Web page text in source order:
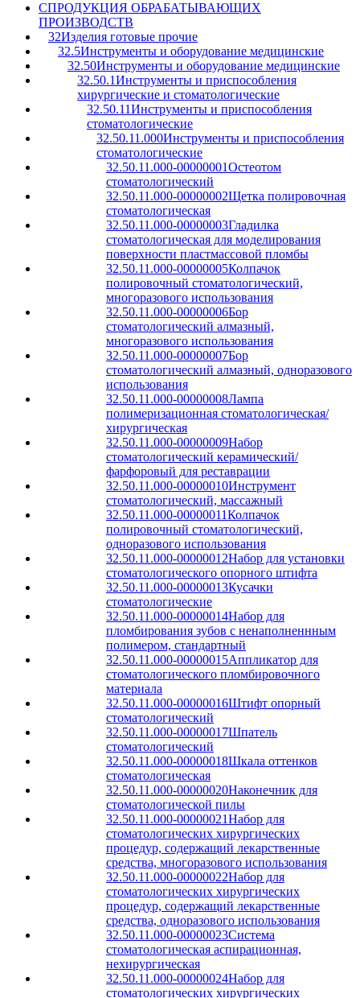
CПРОДУКЦИЯ ОБРАБАТЫВАЮЩИХ
ПРОИЗВОДСТВ
32Изделия готовые прочие
32.5Инструменты и оборудование медицинские
32.50Инструменты и оборудование медицинские
32.50.1Инструменты и приспособления
хирургические и стоматологические
32.50.11Инструменты и приспособления
стоматологические
32.50.11.000Инструменты и приспособления
стоматологические
32.50.11.000-00000001Остеотом
стоматологический
32.50.11.000-00000002Щетка полировочная
стоматологическая
32.50.11.000-00000003Гладилка
стоматологическая для моделирования
поверхности пластмассовой пломбы
32.50.11.000-00000005Колпачок
полировочный стоматологический,
многоразового использования
32.50.11.000-00000006Бор
стоматологический алмазный,
многоразового использования
32.50.11.000-00000007Бор
стоматологический алмазный, одноразового
использования
32.50.11.000-00000008Лампа
полимеризационная стоматологическая/
хирургическая
32.50.11.000-00000009Набор
стоматологический керамический/
фарфоровый для реставрации
32.50.11.000-00000010Инструмент
стоматологический, массажный
32.50.11.000-00000011Колпачок
полировочный стоматологический,
одноразового использования
32.50.11.000-00000012Набор для установки
стоматологического опорного штифта
32.50.11.000-00000013Кусачки
стоматологические
32.50.11.000-00000014Набор для
пломбирования зубов с ненаполненнным
полимером, стандартный
32.50.11.000-00000015Аппликатор для
стоматологического пломбировочного
материала
32.50.11.000-00000016Штифт опорный
стоматологический
32.50.11.000-00000017Шпатель
стоматологический
32.50.11.000-00000018Шкала оттенков
стоматологическая
32.50.11.000-00000020Наконечник для
стоматологической пилы
32.50.11.000-00000021Набор для
стоматологических хирургических
процедур, содержащий лекарственные
средства, многоразового использования
32.50.11.000-00000022Набор для
стоматологических хирургических
процедур, содержащий лекарственные
средства, одноразового использования
32.50.11.000-00000023Система
стоматологическая аспирационная,
нехирургическая
32.50.11.000-00000024Набор для
стоматологических хирургических